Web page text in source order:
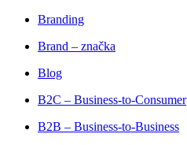
Branding
Brand – značka
Blog
B2C – Business-to-Consumer
B2B – Business-to-Business